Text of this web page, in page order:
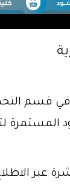
قسم
عبر